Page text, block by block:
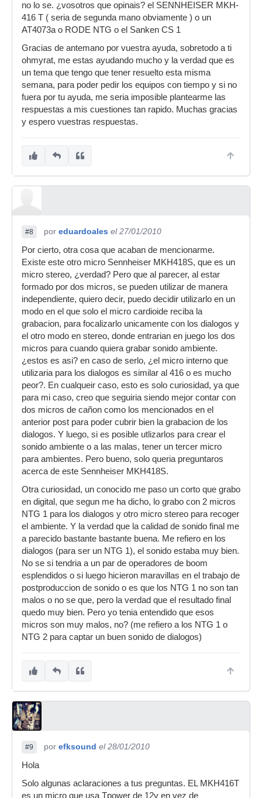
no lo se. ¿vosotros que opinais? el SENNHEISER MKH-
416 T ( seria de segunda mano obviamente ) o un
AT4073a o RODE NTG o el Sanken CS 1
Gracias de antemano por vuestra ayuda, sobretodo a ti
ohmyrat, me estas ayudando mucho y la verdad que es
un tema que tengo que tener resuelto esta misma
semana, para poder pedir los equipos con tiempo y si no
fuera por tu ayuda, me seria imposible plantearme las
respuestas a mis cuestiones tan rapido. Muchas gracias
y espero vuestras respuestas.
#8 por eduardoales el 27/01/2010
Por cierto, otra cosa que acaban de mencionarme.
Existe este otro micro Sennheiser MKH418S, que es un
micro stereo, ¿verdad? Pero que al parecer, al estar
formado por dos micros, se pueden utilizar de manera
independiente, quiero decir, puedo decidir utilizarlo en un
modo en el que solo el micro cardioide reciba la
grabacion, para focalizarlo unicamente con los dialogos y
el otro modo en stereo, donde entrarian en juego los dos
micros para cuando quiera grabar sonido ambiente.
¿estos es asi? en caso de serlo, ¿el micro interno que
utilizaria para los dialogos es similar al 416 o es mucho
peor?. En cualqueir caso, esto es solo curiosidad, ya que
para mi caso, creo que seguiria siendo mejor contar con
dos micros de cañon como los mencionados en el
anterior post para poder cubrir bien la grabacion de los
dialogos. Y luego, si es posible utlizarlos para crear el
sonido ambiente o a las malas, tener un tercer micro
para ambientes. Pero bueno, solo queria preguntaros
acerca de este Sennheiser MKH418S.
Otra curiosidad, un conocido me paso un corto que grabo
en digital, que segun me ha dicho, lo grabo con 2 micros
NTG 1 para los dialogos y otro micro stereo para recoger
el ambiente. Y la verdad que la calidad de sonido final me
a parecido bastante bastante buena. Me refiero en los
dialogos (para ser un NTG 1), el sonido estaba muy bien.
No se si tendria a un par de operadores de boom
esplendidos o si luego hicieron maravillas en el trabajo de
postproduccion de sonido o es que los NTG 1 no son tan
malos o no se que, pero la verdad que el resultado final
quedo muy bien. Pero yo tenia entendido que esos
micros son muy malos, no? (me refiero a los NTG 1 o
NTG 2 para captar un buen sonido de dialogos)
#9 por efksound el 28/01/2010
Hola
Solo algunas aclaraciones a tus preguntas. EL MKH416T
es un micro que usa Tpower de 12v en vez de